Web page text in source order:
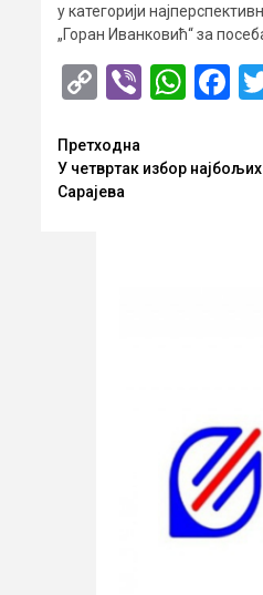
у категорији
„Горан Иванковић“ за
CopyViber
Опширније
Претходна
У четвртак избор
Сарајева